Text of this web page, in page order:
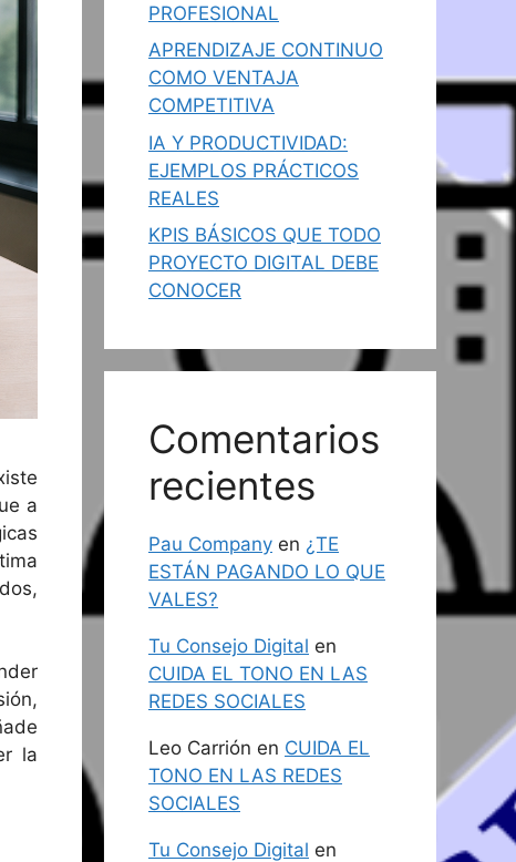
a
la
PROFESIONAL
APRENDIZAJE CONTINUO
COMO VENTAJA
COMPETITIVA
IA Y PRODUCTIVIDAD:
EJEMPLOS PRÁCTICOS
REALES
KPIS BÁSICOS QUE TODO
PROYECTO DIGITAL DEBE
CONOCER
Comentarios
recientes
Pau Company en ¿TE
ESTÁN PAGANDO LO QUE
VALES?
Tu Consejo Digital en
CUIDA EL TONO EN LAS
REDES SOCIALES
Leo Carrión en CUIDA EL
TONO EN LAS REDES
SOCIALES
Tu Consejo Digital en